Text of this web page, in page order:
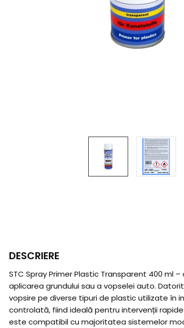
DESCRIERE
STC Spray Primer Plastic Transparent 400
aplicarea grundului sau a vopselei auto.
vopsire pe diverse tipuri de plastic utilizate în
controlată, fiind ideală pentru intervenții
este compatibil cu majoritatea sistemelor